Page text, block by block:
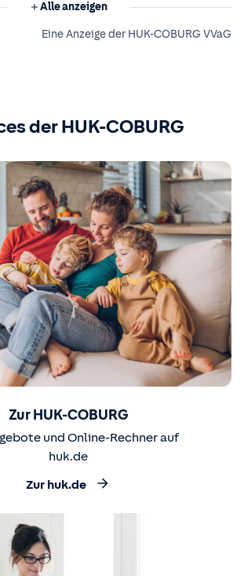
Alle anzeigen
Eine Anzeige der HUK-COBURG VVaG
der HUK-COBURG
Zur HUK-COBURG
und Online-Rechner auf
huk.de
Zur huk.de